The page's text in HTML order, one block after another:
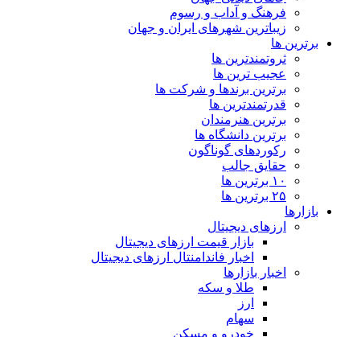
فرهنگ و آداب و رسوم
زیباترین شهرهای ایران و جهان
برترین ها
ثروتمندترین ها
عجیب ترین ها
برترین برندها و شرکت ها
قدرتمندترین ها
برترین هنرمندان
برترین دانشگاه ها
رکوردهای گوناگون
حقایق جالب
۱۰ برترین ها
۲۵ برترین ها
بازارها
ارزهای دیجیتال
بازار قیمت ارزهای دیجیتال
اخبار فاندامنتال ارزهای دیجیتال
اخبار بازارها
طلا و سکه
ارز
سهام
خودرو و مسکن